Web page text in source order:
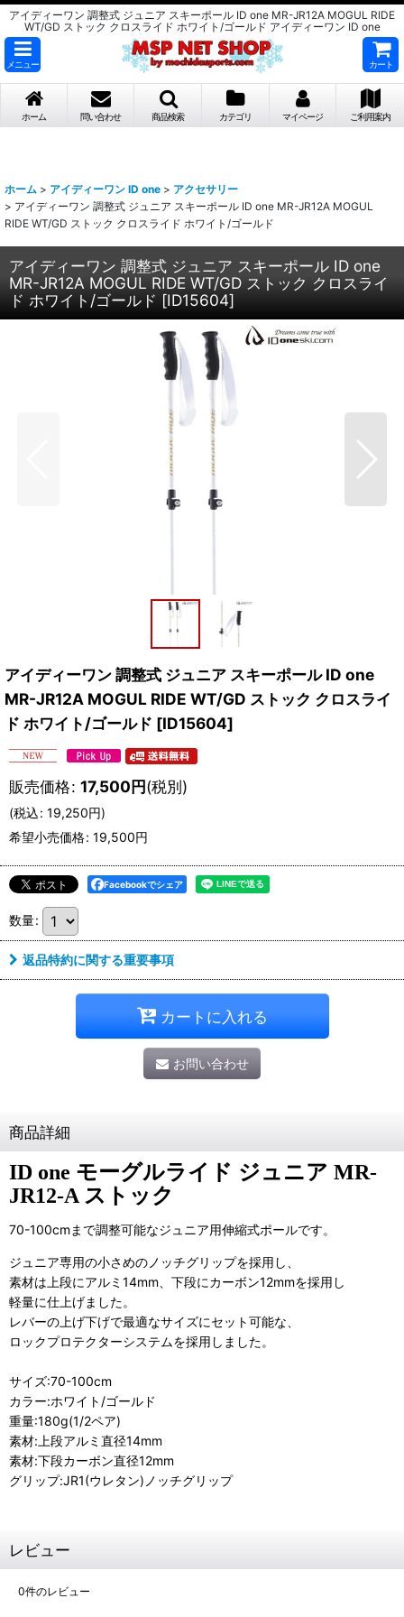
アイディーワン 調整式 ジュニア スキーポール ID one MR-JR12A MOGUL RIDE
WT/GD ストック クロスライド ホワイト/ゴールド アイディーワン ID one
メニュー カート
ホーム 問い合わせ 商品検索 カテゴリ マイページ ご利用案内
ホーム > アイディーワン ID one > アクセサリー
> アイディーワン 調整式 ジュニア スキーポール ID one MR-JR12A MOGUL
RIDE WT/GD ストック クロスライド ホワイト/ゴールド
アイディーワン 調整式 ジュニア スキーポール ID one
MR-JR12A MOGUL RIDE WT/GD ストック クロスライ
ド ホワイト/ゴールド [ID15604]
アイディーワン 調整式 ジュニア スキーポール ID one
MR-JR12A MOGUL RIDE WT/GD ストック クロスライ
ド ホワイト/ゴールド [ID15604]
販売価格: 17,500円(税別)
(税込: 19,250円)
希望小売価格: 19,500円
Facebookでシェア
数量:
返品特約に関する重要事項
カートに入れる
お問い合わせ
商品詳細
ID one モーグルライド ジュニア MR-
JR12-A ストック
70-100cmまで調整可能なジュニア用伸縮式ポールです。
ジュニア専用の小さめのノッチグリップを採用し、
素材は上段にアルミ14mm、下段にカーボン12mmを採用し
軽量に仕上げました。
レバーの上げ下げで最適なサイズにセット可能な、
ロックプロテクターシステムを採用しました。
サイズ:70-100cm
カラー:ホワイト/ゴールド
重量:180g(1/2ペア)
素材:上段アルミ直径14mm
素材:下段カーボン直径12mm
グリップ:JR1(ウレタン)ノッチグリップ
レビュー
0件のレビュー